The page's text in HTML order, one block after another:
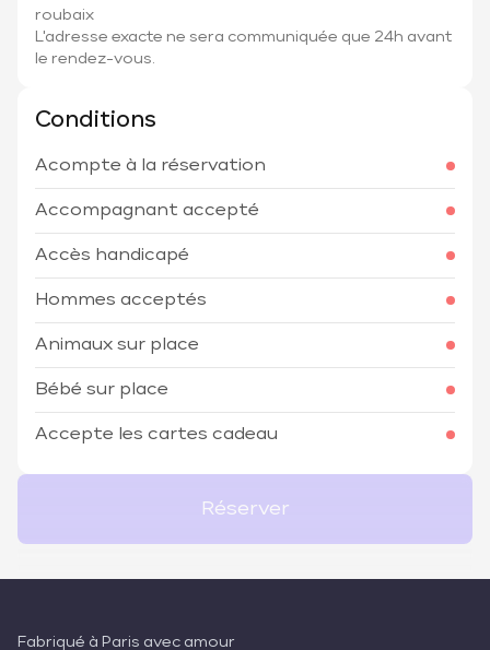
roubaix
L'adresse exacte ne sera communiquée que 24h avant
le rendez-vous.
Conditions
Acompte à la réservation
Accompagnant accepté
Accès handicapé
Hommes acceptés
Animaux sur place
Bébé sur place
Accepte les cartes cadeau
Réserver
Fabriqué à Paris avec amour